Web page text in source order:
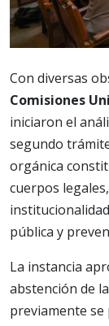
Con diversas
Comisiones
iniciaron el
segundo
orgánica
cuerpos
pública y
La instancia
abstención de
previamente